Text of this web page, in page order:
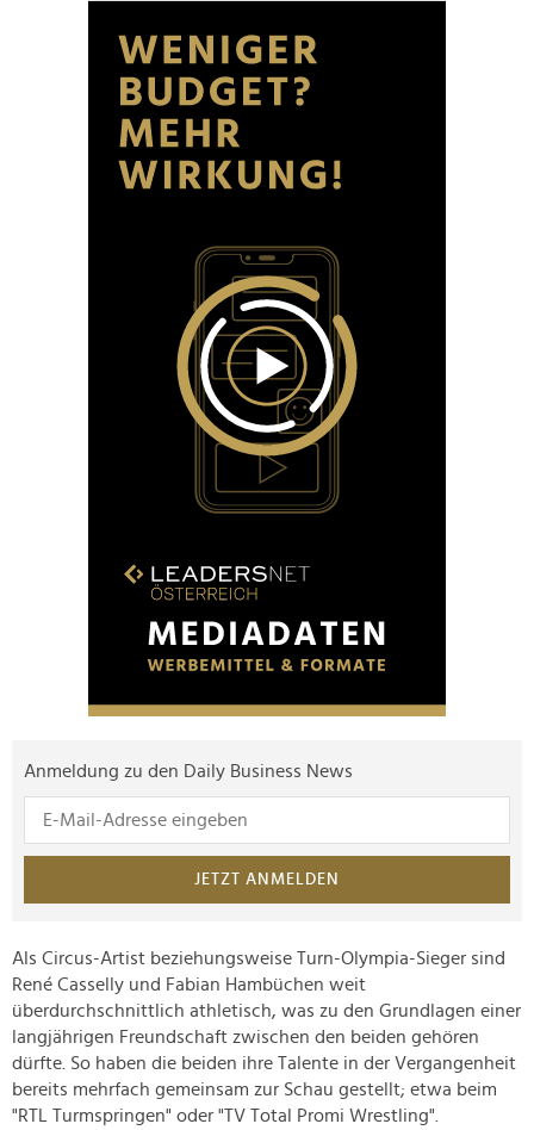
Anmeldung zu den Daily Business News
JETZT ANMELDEN
Als Circus-Artist beziehungsweise Turn-Olympia-Sieger sind
René Casselly und Fabian Hambüchen weit
überdurchschnittlich athletisch, was zu den Grundlagen einer
langjährigen Freundschaft zwischen den beiden gehören
dürfte. So haben die beiden ihre Talente in der Vergangenheit
bereits mehrfach gemeinsam zur Schau gestellt; etwa beim
"RTL Turmspringen" oder "TV Total Promi Wrestling".